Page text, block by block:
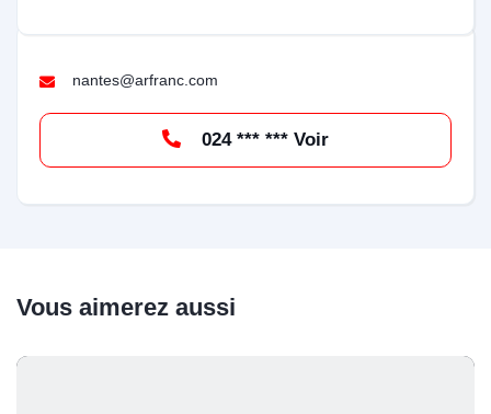
nantes@arfranc.com
024 *** *** Voir
Vous aimerez aussi